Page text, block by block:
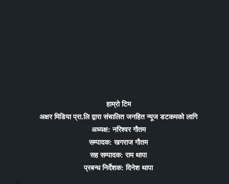
हाम्रो टिम
अक्षर मिडिया प्रा.लि द्वारा संचालित जनहित न्यूज डटकमको लागि
अध्यक्ष: नरिश्वर गौतम
सम्पादक: खगराज गौतम
सह सम्पादक: राम थापा
प्रबन्ध निर्देशक: दिनेश थापा